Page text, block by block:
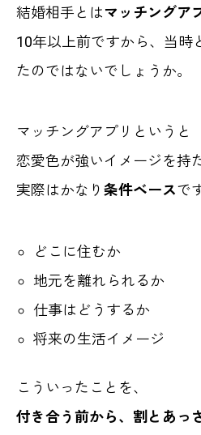
結婚相手とはマッチングア
10年以上前ですから、当時
たのではないでしょうか。
マッチングアプリというと
恋愛色が強いイメージを持
実際はかなり 条件ベースで
どこに住むか
地元を離れられるか
仕事はどうするか
将来の生活イメージ
こういったことを、
付き合う前から、割とあっ